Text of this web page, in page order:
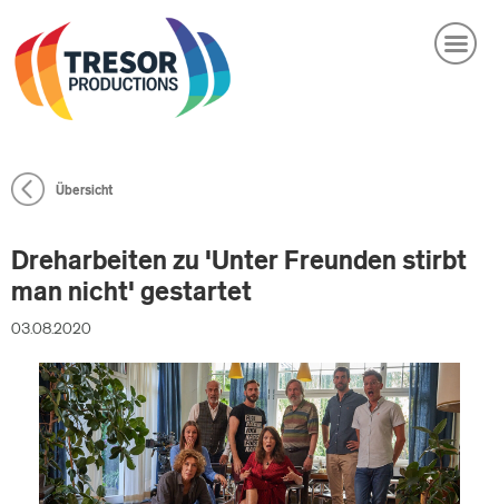
BRANDED CONTENT
KARRIERE
KONTAKT
Übersicht
Dreharbeiten zu 'Unter Freunden stirbt
man nicht' gestartet
03.08.2020